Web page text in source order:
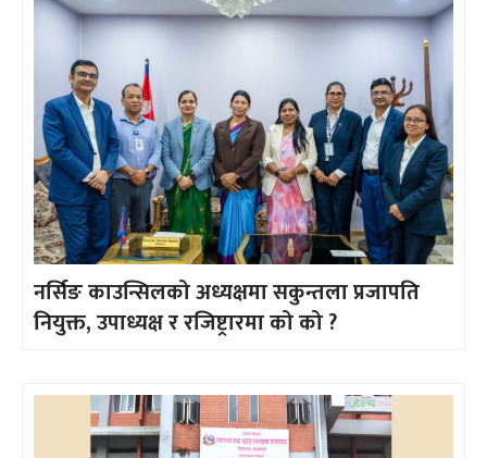
नर्सिङ काउन्सिलको अध्यक्षमा सकुन्तला प्रजापति
नियुक्त, उपाध्यक्ष र रजिष्ट्रारमा को को ?